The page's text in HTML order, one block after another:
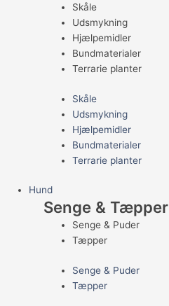
Skåle
Udsmykning
Hjælpemidler
Bundmaterialer
Terrarie planter
Skåle
Udsmykning
Hjælpemidler
Bundmaterialer
Terrarie planter
Hund
Senge & Tæpper
Senge & Puder
Tæpper
Senge & Puder
Tæpper